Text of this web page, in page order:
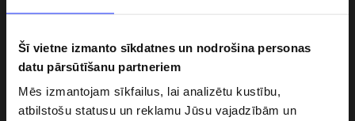
Šī vietne izmanto sīkdatnes un nodrošina personas
datu pārsūtīšanu partneriem
Mēs izmantojam sīkfailus, lai analizētu kustību,
atbilstošu statusu un reklamu Jūsu vajadzībām un